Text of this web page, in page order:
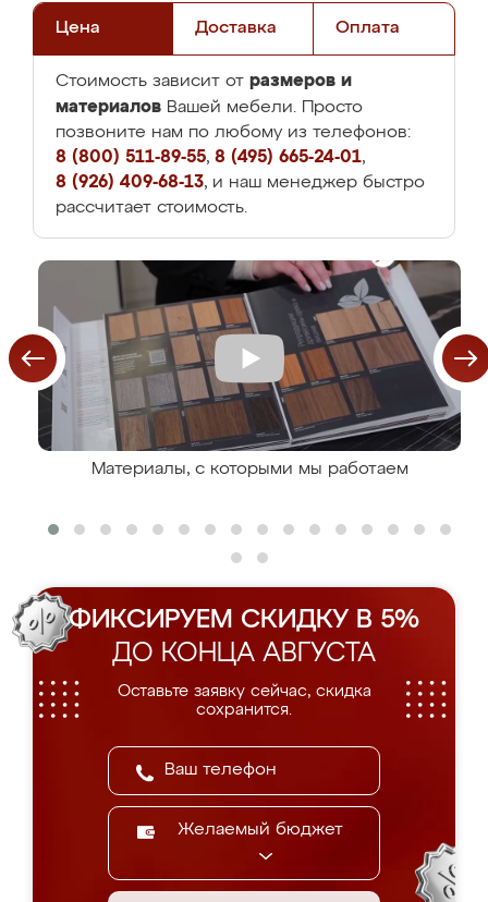
Цена Доставка Оплата
Стоимость зависит от размеров и
материалов Вашей мебели. Просто
позвоните нам по любому из телефонов:
8 (800) 511-89-55, 8 (495) 665-24-01,
8 (926) 409-68-13, и наш менеджер быстро
рассчитает стоимость.
Материалы, с которыми мы работаем
ФИКСИРУЕМ СКИДКУ В 5%
ДО КОНЦА АВГУСТА
Оставьте заявку сейчас, скидка
сохранится.
Желаемый бюджет